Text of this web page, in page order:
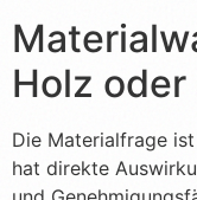
Holz oder
Die Materialfrage
hat direkte